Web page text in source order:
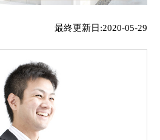
最終更新日:2020-05-29